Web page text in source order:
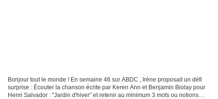
Bonjour tout le monde ! En semaine 46 sur ABDC , Irène proposait un défi
surprise : Écouter la chanson écrite par Keren Ann et Benjamin Biolay pour
Henri Salvador : "Jardin d'hiver" et retenir au minimum 3 mots ou notions